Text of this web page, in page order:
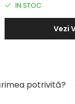
IN STOC
Vezi
potrivită?